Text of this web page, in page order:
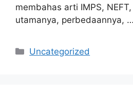
membahas arti IMPS,
utamanya, perbedaannya, …
Categories
Uncategorized